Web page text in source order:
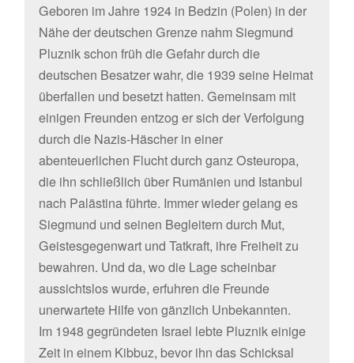
Geboren im Jahre 1924 in Bedzin (Polen) in der
Nähe der deutschen Grenze nahm Siegmund
Pluznik schon früh die Gefahr durch die
deutschen Besatzer wahr, die 1939 seine Heimat
überfallen und besetzt hatten. Gemeinsam mit
einigen Freunden entzog er sich der Verfolgung
durch die Nazis-Häscher in einer
abenteuerlichen Flucht durch ganz Osteuropa,
die ihn schließlich über Rumänien und Istanbul
nach Palästina führte. Immer wieder gelang es
Siegmund und seinen Begleitern durch Mut,
Geistesgegenwart und Tatkraft, ihre Freiheit zu
bewahren. Und da, wo die Lage scheinbar
aussichtslos wurde, erfuhren die Freunde
unerwartete Hilfe von gänzlich Unbekannten.
Im 1948 gegründeten Israel lebte Pluznik einige
Zeit in einem Kibbuz, bevor ihn das Schicksal